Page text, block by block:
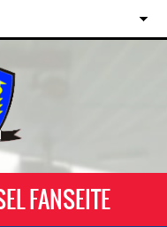
FANSEITE